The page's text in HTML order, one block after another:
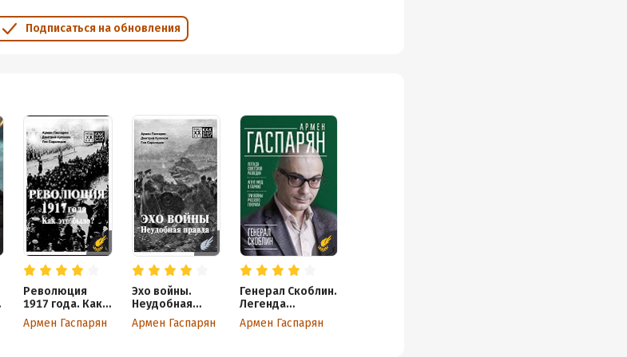
Подписаться на обновления
Революция
1917 года. Как
это было?
Армен Гаспарян
Эхо войны.
Неудобная
правда
Армен Гаспарян
Генерал Скоблин.
Легенда
советской
разведки
Армен Гаспарян